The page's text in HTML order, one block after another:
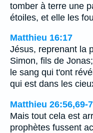
tomber à terre une
étoiles, et elle les
Matthieu 16:17
Jésus, reprenant la
Simon, fils de
le sang qui t'ont
qui est dans les
Matthieu 26:56,69-
Mais tout cela est
prophètes fussent